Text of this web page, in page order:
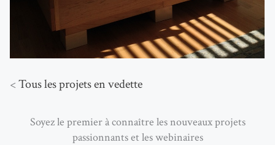
<Tous les projets en vedette
Soyez le premier à connaître les nouveaux projets
passionnants et les webinaires